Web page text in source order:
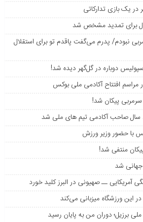
در یک بازی تدارکاتی
نبودم/ پدرم می‌گفت پاقدم تو برای استقلال
دوباره در گل‌گهر دیده شد!
افتتاح آکادمی ملی بوکس
سرمربی پیکان شد!
با حضور وزیر ورزش
منتفی شد!
شد
آمریکایی ــ صهیونی در البرز کلید خورد
این ورزشگاه میزبانی می‌کند
برزیل؛ دوران من به پایان رسید